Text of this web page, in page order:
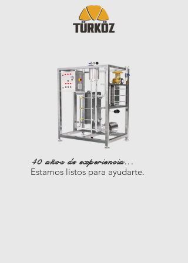
40 años de experiencia...
Estamos listos para ayudarte.